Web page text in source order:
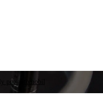
pro automobil